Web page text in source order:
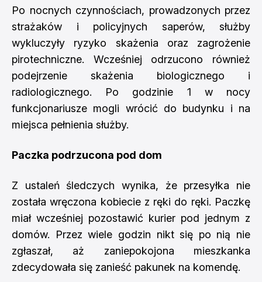
Po nocnych czynnościach, prowadzonych przez
strażaków i policyjnych saperów, służby
wykluczyły ryzyko skażenia oraz zagrożenie
pirotechniczne. Wcześniej odrzucono również
podejrzenie skażenia biologicznego i
radiologicznego. Po godzinie 1 w nocy
funkcjonariusze mogli wrócić do budynku i na
miejsca pełnienia służby.
Paczka podrzucona pod dom
Z ustaleń śledczych wynika, że przesyłka nie
została wręczona kobiecie z ręki do ręki. Paczkę
miał wcześniej pozostawić kurier pod jednym z
domów. Przez wiele godzin nikt się po nią nie
zgłaszał, aż zaniepokojona mieszkanka
zdecydowała się zanieść pakunek na komendę.